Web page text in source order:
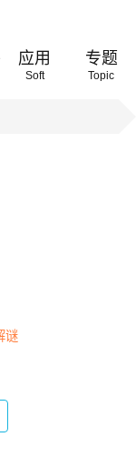
应用
Soft
专题
Topic
谜